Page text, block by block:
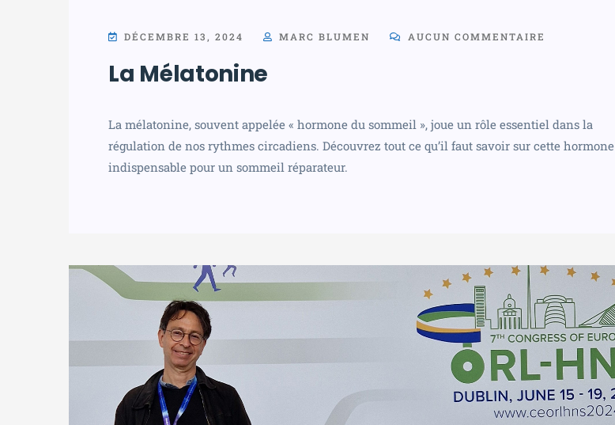
DÉCEMBRE 13, 2024 MARC BLUMEN AUCUN COMMENTAIRE
La Mélatonine
La mélatonine, souvent appelée « hormone du sommeil », joue un rôle essentiel dans la
régulation de nos rythmes circadiens. Découvrez tout ce qu’il faut savoir sur cette hormone
indispensable pour un sommeil réparateur.